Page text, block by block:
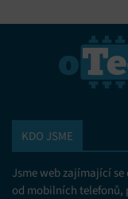
KDO JSME
Jsme web zajímající
od mobilních telefonů,